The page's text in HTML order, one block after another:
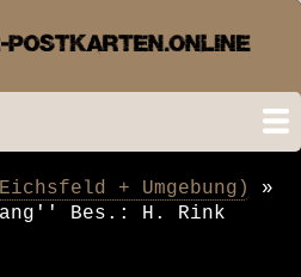
zum
Inhalt
+ Umgebung)
Bes.: H. Rink